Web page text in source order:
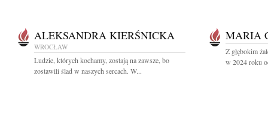
ALEKSANDRA KIERŚNICKA
WROCŁAW
Ludzie, których kochamy, zostają na zawsze, bo
zostawili ślad w naszych sercach. W...
MARIA
Z głębokim
w 2024 roku